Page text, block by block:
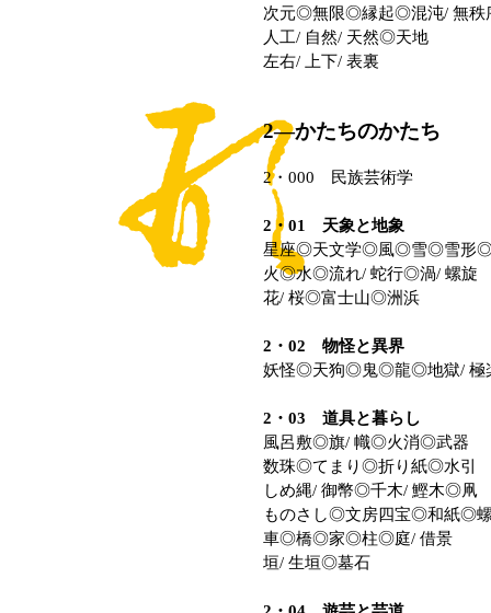
次元◎無限◎縁起◎混沌/ 無秩
人工/ 自然/ 天然◎天地
左右/ 上下/ 表裏
2―かたちのかたち
2・000 民族芸術学
2・01 天象と地象
星座◎天文学◎風◎雪◎雪形
火◎水◎流れ/ 蛇行◎渦/ 螺旋
花/ 桜◎富士山◎洲浜
2・02 物怪と異界
妖怪◎天狗◎鬼◎龍◎地獄/ 極
2・03 道具と暮らし
風呂敷◎旗/ 幟◎火消◎武器
数珠◎てまり◎折り紙◎水引
しめ縄/ 御幣◎千木/ 鰹木◎凧
ものさし◎文房四宝◎和紙◎
車◎橋◎家◎柱◎庭/ 借景
垣/ 生垣◎墓石